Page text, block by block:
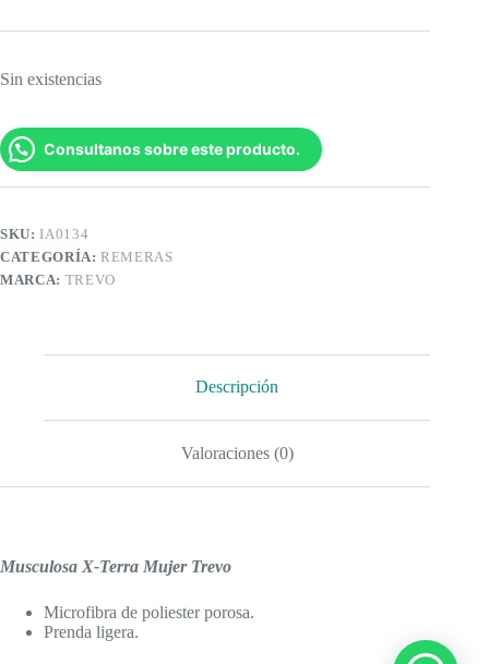
Sin existencias
Consultanos sobre este producto.
SKU: IA0134
CATEGORÍA:REMERAS
MARCA: TREVO
Descripción
Valoraciones (0)
Musculosa X-Terra Mujer Trevo
Microfibra de poliester porosa.
Prenda ligera.